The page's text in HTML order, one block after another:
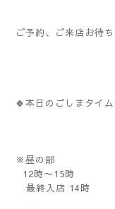
ご予約、ご来店お待
🍀本日のごしまタイム
※昼の部
12時〜15時
最終入店 14時